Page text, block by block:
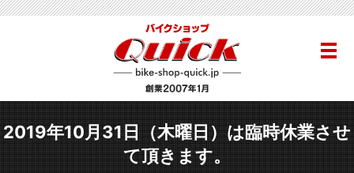
メ
2019年10月31日（木曜日）は臨時休業させ
て頂きます。